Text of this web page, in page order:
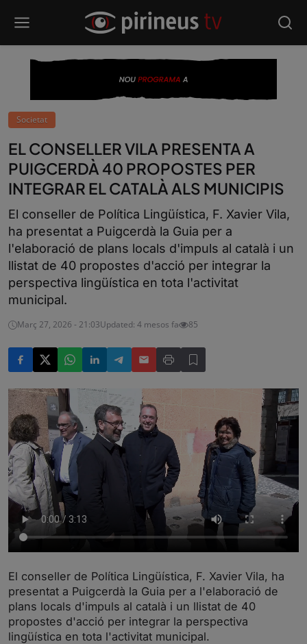
Societat
EL CONSELLER VILA PRESENTA A
PUIGCERDÀ 40 PROPOSTES PER
INTEGRAR EL CATALÀ ALS MUNICIPIS
El conseller de Política Lingüística, F. Xavier Vila,
ha presentat a Puigcerdà la Guia per a
l'elaboració de plans locals d'impuls al català i un
llistat de 40 propostes d'acció per integrar la
perspectiva lingüística en tota l'activitat
municipal.
Març 27, 2026 - 21:03Updated: 4 mesos fa 85
El conseller de Política Lingüística, F. Xavier Vila, ha
presentat a Puigcerdà la Guia per a l'elaboració de
plans locals d'impuls al català i un llistat de 40
propostes d'acció per integrar la perspectiva
lingüística en tota l'activitat municipal.